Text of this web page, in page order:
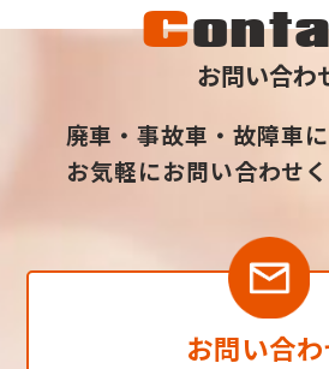
C
お問い合わ
廃車・事故車・故障車
お気軽にお問い合わせく
お問い合